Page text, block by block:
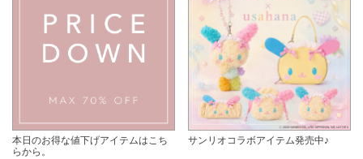
本日のお得な値下げアイテムはこち
らから。
サンリオコラボアイテム発売中♪